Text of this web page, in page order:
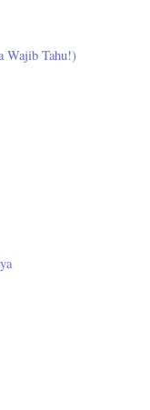
Wajib Tahu!)